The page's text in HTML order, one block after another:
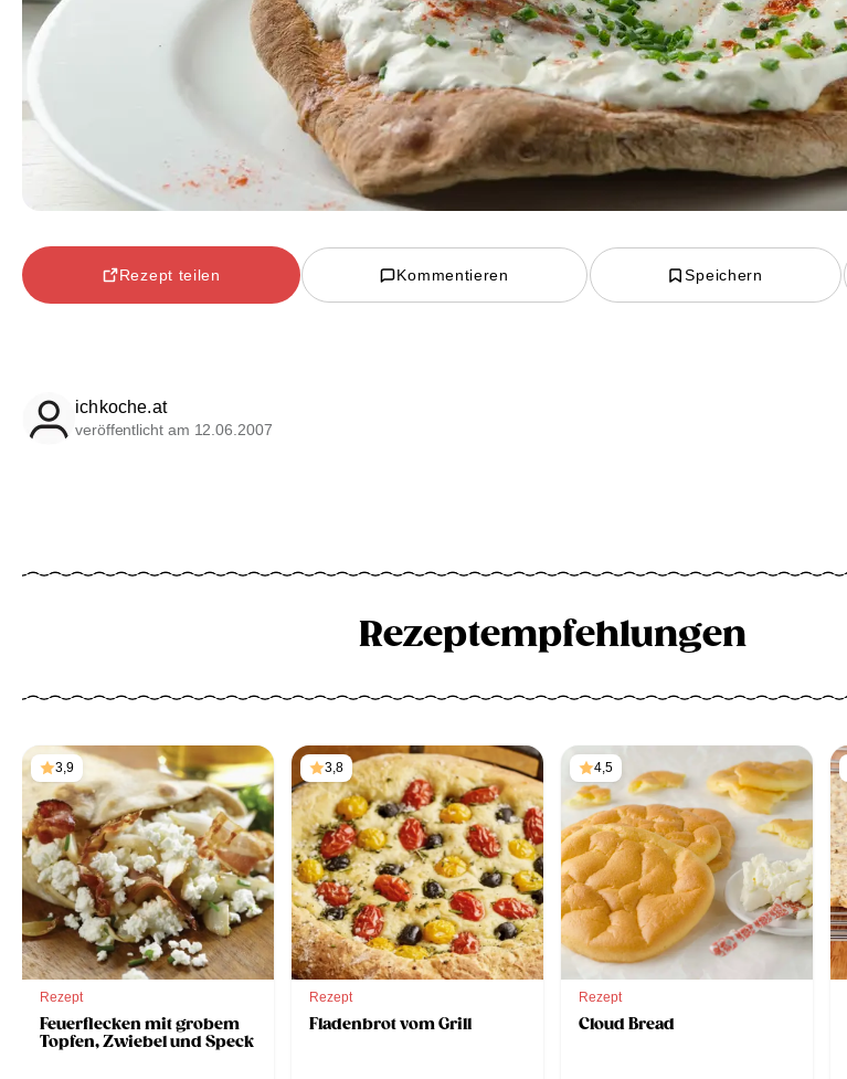
Rezept teilen Kommentieren Speichern
ichkoche.at
veröffentlicht am 12.06.2007
Rezeptempfehlungen
3,9
Rezept
Feuerflecken mit grobem
Topfen, Zwiebel und Speck
3,8
Rezept
Fladenbrot vom Grill
4,5
Rezept
Cloud Bread